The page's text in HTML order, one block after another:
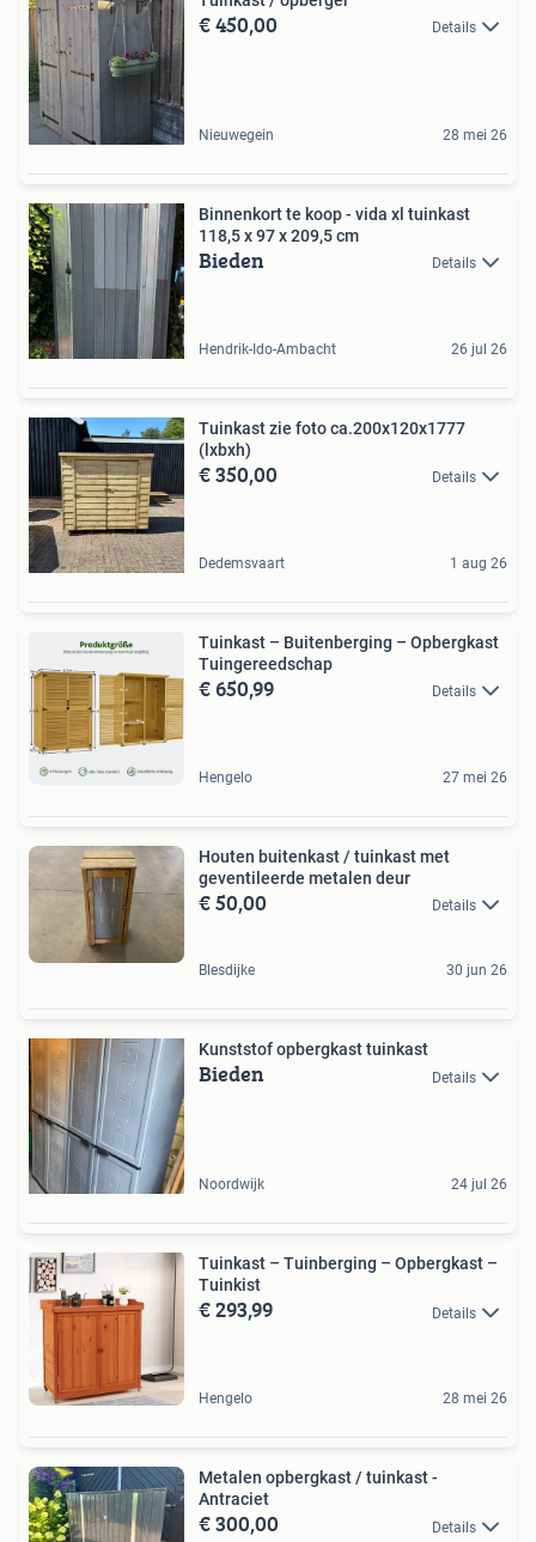
€ 450,00 Details
Nieuwegein 28 mei 26
Binnenkort te koop - vida xl tuinkast
118,5 x 97 x 209,5 cm
Bieden Details
Hendrik-Ido-Ambacht 26 jul 26
Tuinkast zie foto ca.200x120x1777
(lxbxh)
€ 350,00 Details
Dedemsvaart 1 aug 26
Tuinkast – Buitenberging – Opbergkast
Tuingereedschap
€ 650,99 Details
Hengelo 27 mei 26
Houten buitenkast / tuinkast met
geventileerde metalen deur
€ 50,00 Details
Blesdijke 30 jun 26
Kunststof opbergkast tuinkast
Bieden Details
Noordwijk 24 jul 26
Tuinkast – Tuinberging – Opbergkast –
Tuinkist
€ 293,99 Details
Hengelo 28 mei 26
Metalen opbergkast / tuinkast -
Antraciet
€ 300,00 Details